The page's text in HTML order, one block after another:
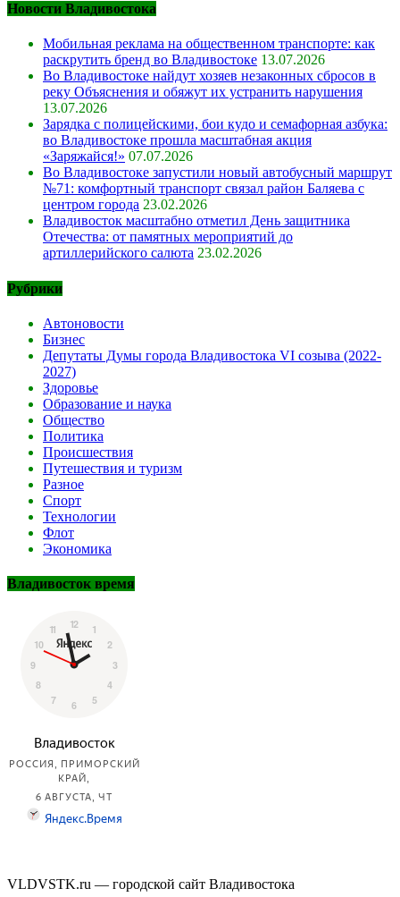
Новости Владивостока
Мобильная реклама на общественном транспорте: как
раскрутить бренд во Владивостоке 13.07.2026
Во Владивостоке найдут хозяев незаконных сбросов в
реку Объяснения и обяжут их устранить нарушения
13.07.2026
Зарядка с полицейскими, бои кудо и семафорная азбука:
во Владивостоке прошла масштабная акция
«Заряжайся!» 07.07.2026
Во Владивостоке запустили новый автобусный маршрут
№71: комфортный транспорт связал район Баляева с
центром города 23.02.2026
Владивосток масштабно отметил День защитника
Отечества: от памятных мероприятий до
артиллерийского салюта 23.02.2026
Рубрики
Автоновости
Бизнес
Депутаты Думы города Владивостока VI созыва (2022-
2027)
Здоровье
Образование и наука
Общество
Политика
Происшествия
Путешествия и туризм
Разное
Спорт
Технологии
Флот
Экономика
Владивосток время
VLDVSTK.ru — городской сайт Владивостока